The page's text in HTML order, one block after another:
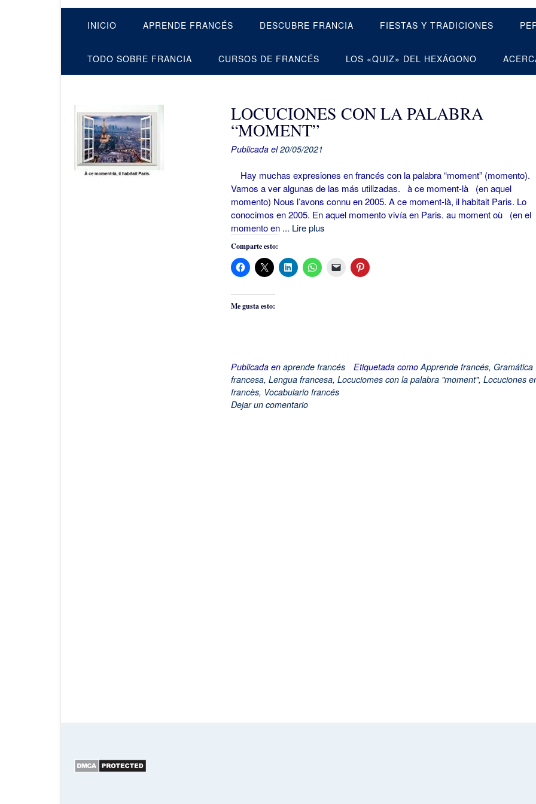
INICIO APRENDE FRANCÉS DESCUBRE FRANCIA FIESTAS Y TRADICIONES
TODO SOBRE FRANCIA CURSOS DE FRANCÉS LOS «QUIZ» DEL HEXÁGONO
LOCUCIONES CON LA PALABRA
“MOMENT”
Publicada el20/05/2021
Hay muchas expresiones en francés con la palabra “moment” (momento).
Vamos a ver algunas de las más utilizadas. à ce moment-là (en aquel
momento) Nous l’avons connu en 2005. A ce moment-là, il habitait Paris. Lo
conocimos en 2005. En aquel momento vivía en Paris. au moment où (en el
momento en ... Lire plus
Comparte esto:
Me gusta esto:
Publicada en aprende francés Etiquetada comoApprende francés, Gramática
francesa, Lengua francesa, Locuciomes con la palabra "moment", Locuciones
francès, Vocabulario francés
Dejar un comentario